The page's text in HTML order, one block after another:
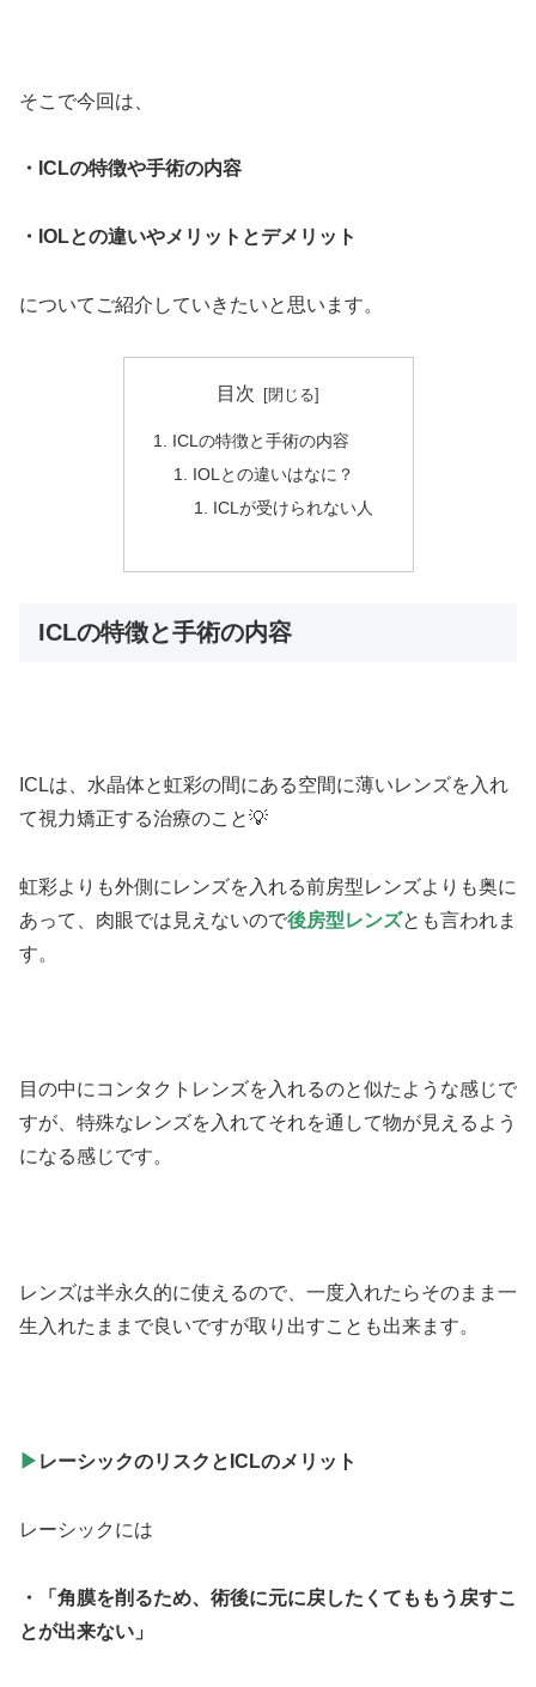
そこで今回は、
・ICLの特徴や手術の内容
・IOLとの違いやメリットとデメリット
についてご紹介していきたいと思います。
目次
ICLの特徴と手術の内容
IOLとの違いはなに？
ICLが受けられない人
ICLの特徴と手術の内容
ICLは、水晶体と虹彩の間にある空間に薄いレンズを入れ
て視力矯正する治療のこと💡
虹彩よりも外側にレンズを入れる前房型レンズよりも奥に
あって、肉眼では見えないので後房型レンズとも言われま
す。
目の中にコンタクトレンズを入れるのと似たような感じで
すが、特殊なレンズを入れてそれを通して物が見えるよう
になる感じです。
レンズは半永久的に使えるので、一度入れたらそのまま一
生入れたままで良いですが取り出すことも出来ます。
▶ レーシックのリスクとICLのメリット
レーシックには
・「角膜を削るため、術後に元に戻したくてももう戻すこ
とが出来ない」